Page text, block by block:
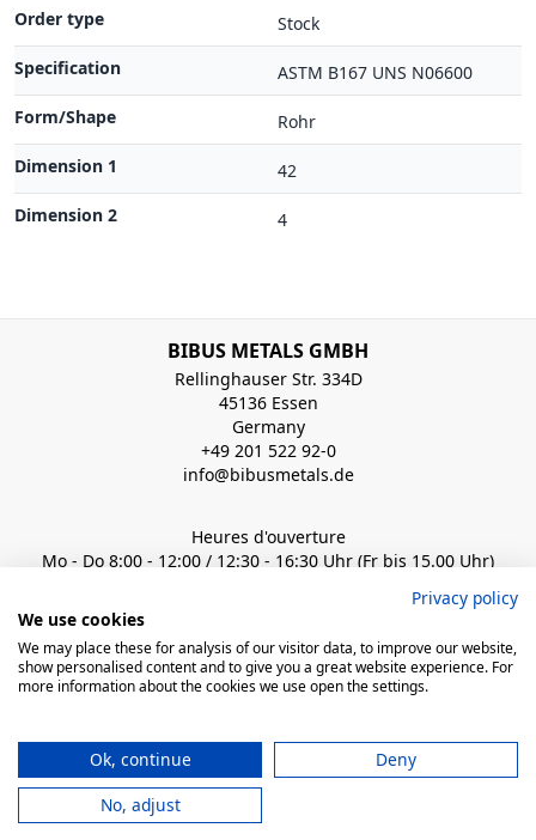
Order type
Stock
Specification
ASTM B167 UNS N06600
Form/Shape
Rohr
Dimension 1
42
Dimension 2
4
BIBUS METALS GMBH
Rellinghauser Str. 334D
45136 Essen
Germany
+49 201 522 92-0
info@bibusmetals.de
Heures d'ouverture
Mo - Do 8:00 - 12:00 / 12:30 - 16:30 Uhr (Fr bis 15.00 Uhr)
Mentions
Conditions de
vente
Privacy policy
We use cookies
We may place these for analysis of our visitor data, to improve our website,
show personalised content and to give you a great website experience. For
more information about the cookies we use open the settings.
Ok, continue
Deny
No, adjust